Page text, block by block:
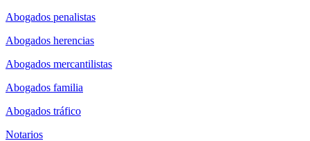
Abogados penalistas
Abogados herencias
Abogados mercantilistas
Abogados familia
Abogados tráfico
Notarios